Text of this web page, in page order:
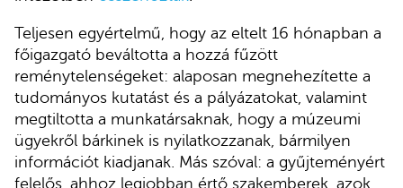
Teljesen egyértelmű, hogy az eltelt 16 hónapban a
főigazgató beváltotta a hozzá fűzött
reménytelenségeket: alaposan megnehezítette a
tudományos kutatást és a pályázatokat, valamint
megtiltotta a munkatársaknak, hogy a múzeumi
ügyekről bárkinek is nyilatkozzanak, bármilyen
információt kiadjanak. Más szóval: a gyűjteményért
felelős, ahhoz legjobban értő szakemberek, azok,